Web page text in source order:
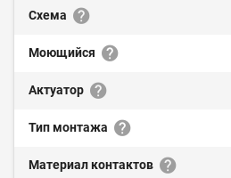
Схема
Моющийся
Актуатор
Тип монтажа
Материал контактов